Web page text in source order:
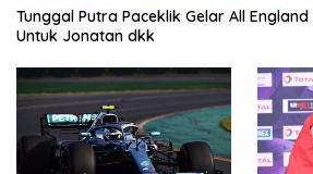
Tunggal Putra Paceklik Gelar All
Untuk Jonatan dkk